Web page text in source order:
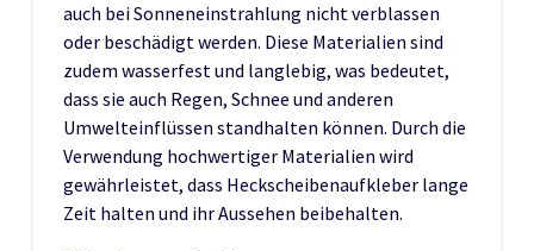
auch bei Sonneneinstrahlung nicht verblassen
oder beschädigt werden. Diese Materialien sind
zudem wasserfest und langlebig, was bedeutet,
dass sie auch Regen, Schnee und anderen
Umwelteinflüssen standhalten können. Durch die
Verwendung hochwertiger Materialien wird
gewährleistet, dass Heckscheibenaufkleber lange
Zeit halten und ihr Aussehen beibehalten.